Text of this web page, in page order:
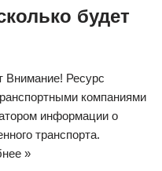
будет
Внимание! Ресурс
компаниями
информации о
транспорта.
»